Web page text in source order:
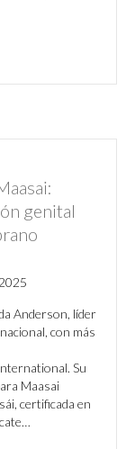
genital
Anderson, líder
con más
Su
Maasai
certificada en